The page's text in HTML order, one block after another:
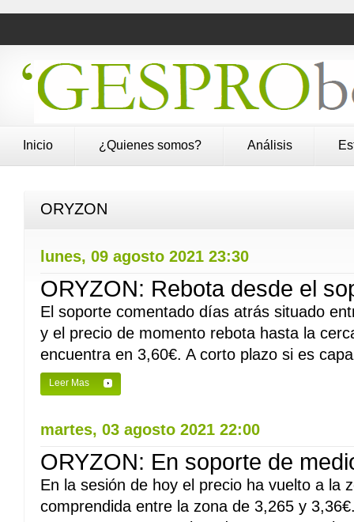
Inicio ¿Quienes somos? Análisis
ORYZON
lunes, 09 agosto 2021 23:30
ORYZON: Rebota desde el
El soporte comentado días atrás situado
y el precio de momento rebota hasta la
encuentra en 3,60€. A corto plazo si es
Leer Mas
martes, 03 agosto 2021 22:00
ORYZON: En soporte de
En la sesión de hoy el precio ha vuelto a la
comprendida entre la zona de 3,265 y